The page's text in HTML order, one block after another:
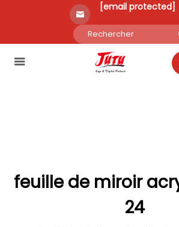
[email protected]
feuille de miroir
24